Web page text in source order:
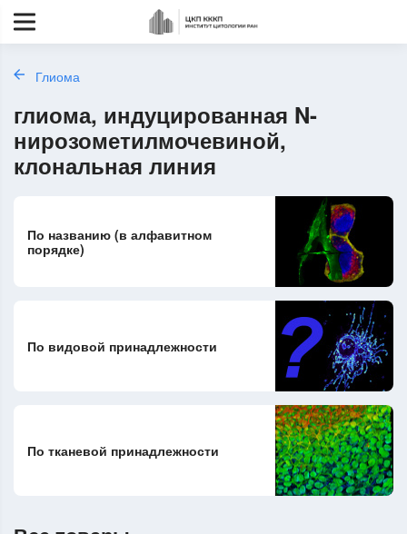
Глиома
глиома, индуцированная N-
нирозометилмочевиной,
клональная линия
По названию (в алфавитном
порядке)
По видовой принадлежности
По тканевой принадлежности